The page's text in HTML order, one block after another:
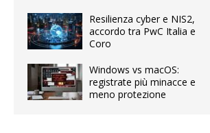
Resilienza cyber e NIS2,
accordo tra PwC Italia e
Coro
Windows vs macOS:
registrate più minacce e
meno protezione